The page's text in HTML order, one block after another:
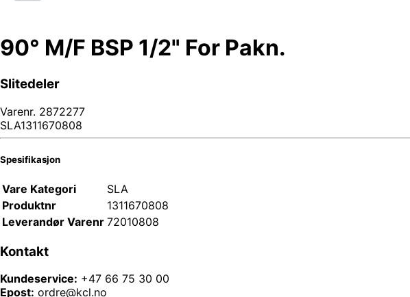
90° M/F BSP 1/2" For Pakn.
Slitedeler
Varenr. 2872277
SLA1311670808
Spesifikasjon
Vare Kategori
SLA
Produktnr
1311670808
Leverandør Varenr 72010808
Kontakt
Kundeservice: +47 66 75 30 00
Epost: ordre@kcl.no